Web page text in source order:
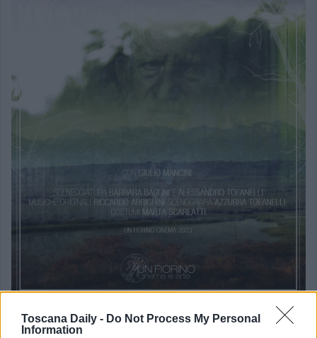
Toscana Daily - Do Not Process My Personal
Information
“Nel sogno del bosco”,